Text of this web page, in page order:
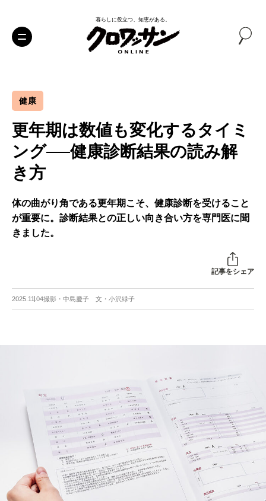
暮らしに役立つ、知恵がある。
健康
更年期は数値も変化するタイミ
ング──健康診断結果の読み解
き方
体の曲がり角である更年期こそ、健康診断を受けること
が重要に。診断結果との正しい向き合い方を専門医に聞
きました。
記事をシェア
2025.11.04撮影・中島慶子 文・小沢緑子